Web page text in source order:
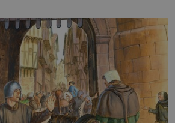
zemí a k tomu